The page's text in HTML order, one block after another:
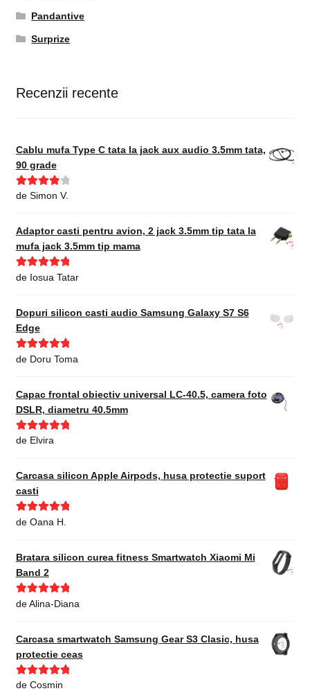
Pandantive
Surprize
Recenzii recente
Cablu mufa Type C tata la jack aux audio 3.5mm tata,
90 grade
Evaluat la
de Simon V.
Adaptor casti pentru avion, 2 jack 3.5mm tip tata la
mufa jack 3.5mm tip mama
Evaluat la5
de Iosua Tatar
Dopuri silicon casti audio Samsung Galaxy S7 S6
Edge
Evaluat la5
de Doru Toma
Capac frontal obiectiv universal LC-40.5, camera foto
DSLR, diametru 40.5mm
Evaluat la
de Elvira
Carcasa silicon Apple Airpods, husa protectie suport
casti
Evaluat la5
de Oana H.
Bratara silicon curea fitness Smartwatch Xiaomi Mi
Band 2
Evaluat la5
de Alina-Diana
Carcasa smartwatch Samsung Gear S3 Clasic, husa
protectie ceas
Evaluat la5
de Cosmin